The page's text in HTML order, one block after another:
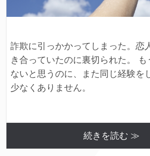
詐欺に引っかかってしまった。恋
き合っていたのに裏切られた。
ないと思うのに、また同じ経験を
少なくありません。
続きを読む ≫